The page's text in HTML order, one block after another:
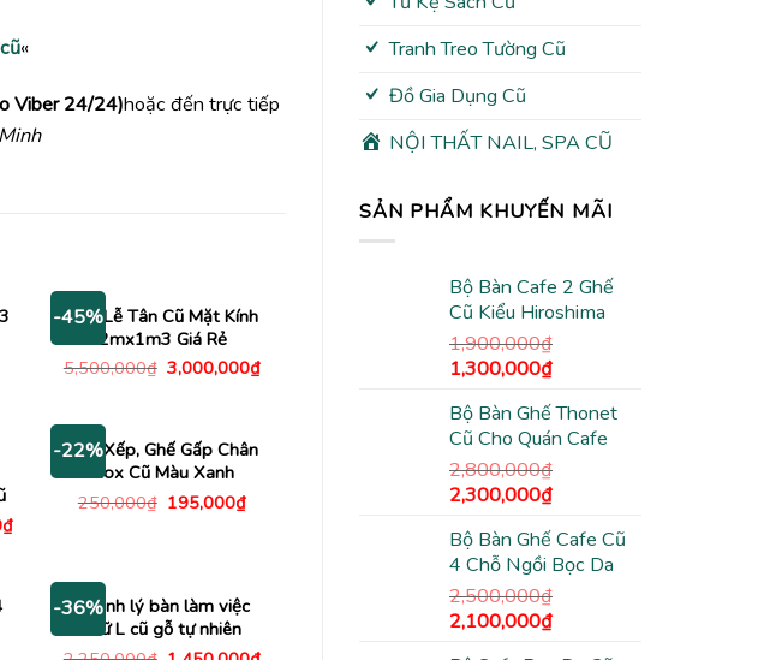
Tranh Treo Tường Cũ
Đồ Gia Dụng Cũ
NỘI THẤT NAIL, SPA CŨ
SẢN PHẨM KHUYẾN MÃI
Bộ Bàn Cafe 2 Ghế
Cũ Kiểu Hiroshima
1,900,000₫
Giá
là:
1,900,000₫.
1,300,000₫Giá
tại
là:
1,300,000₫.
Bộ Bàn Ghế Thonet
Cũ Cho Quán Cafe
2,800,000₫
Giá
là:
2,800,000₫.
2,300,000₫Giá
tại
là:
2,300,000₫.
Bộ Bàn Ghế Cafe Cũ
4 Chỗ Ngồi Bọc Da
2,500,000₫
Giá
2,100,000₫Giá
«
Viber 24/24)hoặc đến trực tiếp
650,000₫.
-45%
Bàn Lễ Tân Cũ Mặt Kính
2mx1m3 Giá Rẻ
5,500,000₫ Giá
gốc
3,000,000₫Giá
₫Giá
1,150,000₫.
-22%
Ghế Xếp, Ghế Gấp Chân
Inox Cũ Màu Xanh
250,000₫ Giá
195,000₫Giá
-36%
Thanh lý bàn làm việc
chữ L cũ gỗ tự nhiên